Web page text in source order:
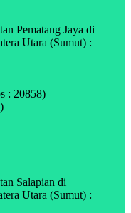
Pematang Jaya di
Utara (Sumut) :
: 20858)
Salapian di
Utara (Sumut) :